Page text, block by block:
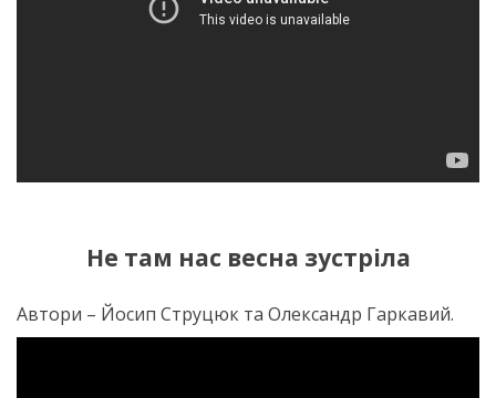
Не там нас весна зустріла
Автори – Йосип Струцюк та Олександр Гаркавий.